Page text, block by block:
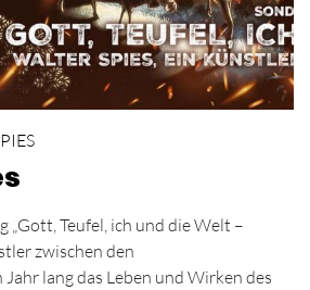
„Gott, Teufel, ich und die Welt –
zwischen den
lang das Leben und Wirken des